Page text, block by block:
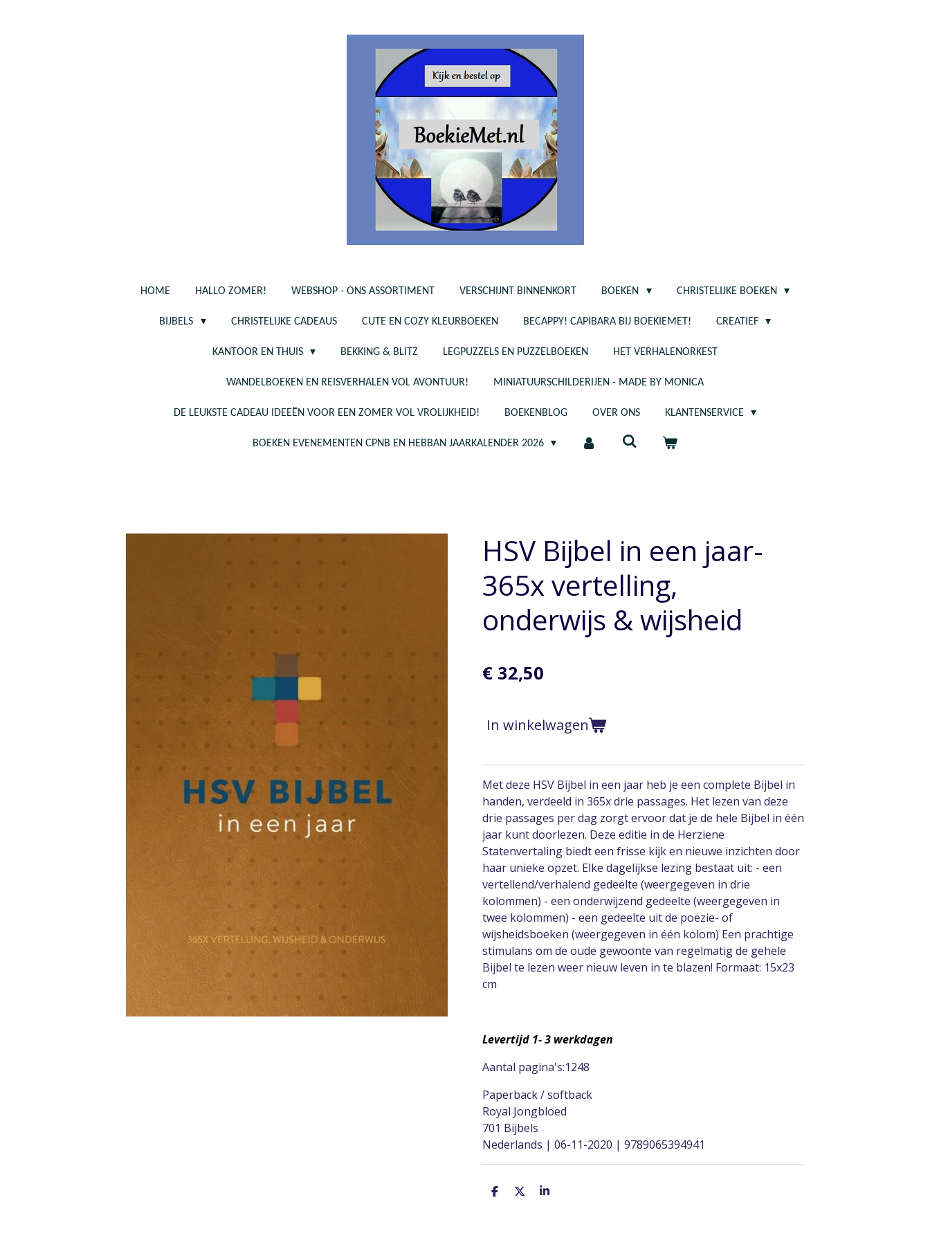
HOME HALLO ZOMER! WEBSHOP - ONS ASSORTIMENT VERSCHIJNT BINNENKORT BOEKEN CHRISTELIJKE BOEKEN
BIJBELS CHRISTELIJKE CADEAUS CUTE EN COZY KLEURBOEKEN BECAPPY! CAPIBARA BIJ BOEKIEMET! CREATIEF
KANTOOR EN THUIS BEKKING & BLITZ LEGPUZZELS EN PUZZELBOEKEN HET VERHALENORKEST
WANDELBOEKEN EN REISVERHALEN VOL AVONTUUR! MINIATUURSCHILDERIJEN - MADE BY MONICA
DE LEUKSTE CADEAU IDEEËN VOOR EEN ZOMER VOL VROLIJKHEID! BOEKENBLOG OVER ONS KLANTENSERVICE
BOEKEN EVENEMENTEN CPNB EN HEBBAN JAARKALENDER 2026
HSV Bijbel in een jaar-
365x vertelling,
onderwijs & wijsheid
€ 32,50
In winkelwagen
Met deze HSV Bijbel in een jaar heb je een complete Bijbel in
handen, verdeeld in 365x drie passages. Het lezen van deze
drie passages per dag zorgt ervoor dat je de hele Bijbel in één
jaar kunt doorlezen. Deze editie in de Herziene
Statenvertaling biedt een frisse kijk en nieuwe inzichten door
haar unieke opzet. Elke dagelijkse lezing bestaat uit: - een
vertellend/verhalend gedeelte (weergegeven in drie
kolommen) - een onderwijzend gedeelte (weergegeven in
twee kolommen) - een gedeelte uit de poëzie- of
wijsheidsboeken (weergegeven in één kolom) Een prachtige
stimulans om de oude gewoonte van regelmatig de gehele
Bijbel te lezen weer nieuw leven in te blazen! Formaat: 15x23
cm
Levertijd 1- 3 werkdagen
Aantal pagina's:1248
Paperback / softback
Royal Jongbloed
701 Bijbels
Nederlands | 06-11-2020 | 9789065394941
D
D
S